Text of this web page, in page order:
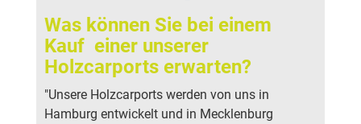
Was können Sie bei einem
Kauf einer unserer
Holzcarports erwarten?
"Unsere Holzcarports werden von uns in
Hamburg entwickelt und in Mecklenburg